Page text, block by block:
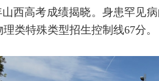
山西高考成绩揭晓。身患罕见
类特殊类型招生控制线67分。